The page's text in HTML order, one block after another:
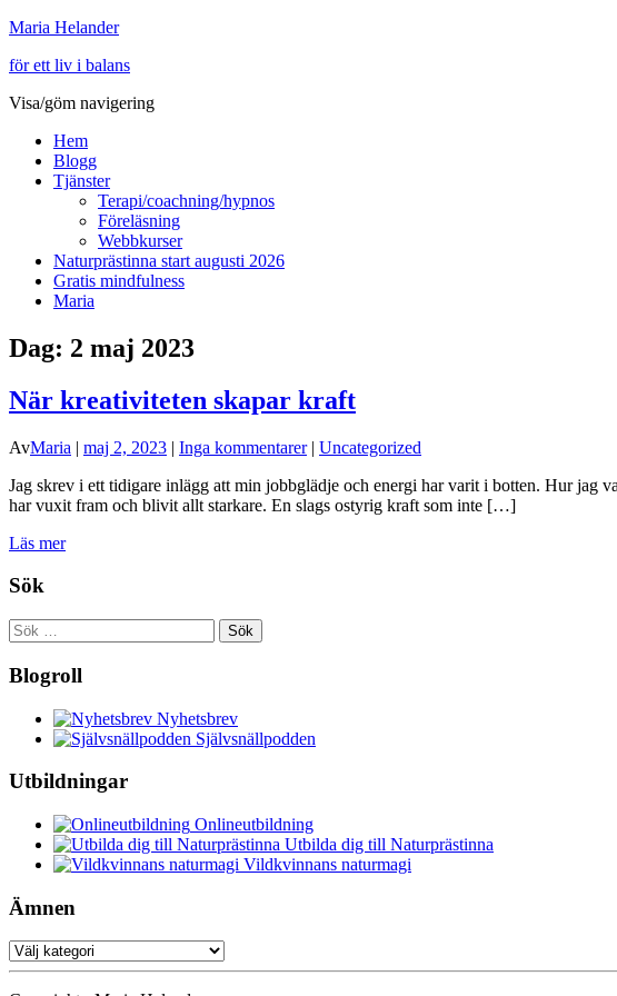
Maria Helander
för ett liv i balans
Visa/göm navigering
Hem
Blogg
Tjänster
Terapi/coachning/hypnos
Föreläsning
Webbkurser
Naturprästinna start augusti 2026
Gratis mindfulness
Maria
Dag: 2 maj 2023
När kreativiteten skapar kraft
AvMaria | maj 2, 2023 | Inga kommentarer| Uncategorized
Jag skrev i ett tidigare inlägg att min jobbglädje och energi har varit i botten. Hur jag
har vuxit fram och blivit allt starkare. En slags ostyrig kraft som inte […]
Läs mer
Sök
Sök
efter:
Blogroll
Nyhetsbrev
Självsnällpodden
Utbildningar
Onlineutbildning
Utbilda dig till Naturprästinna
Vildkvinnans naturmagi
Ämnen
Ämnen